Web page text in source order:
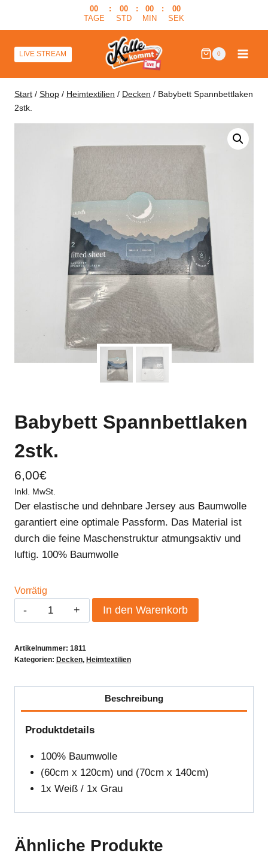
00
TAGE
:
00
STD
:
00
MIN
:
00
SEK
LIVE STREAM 0
Start / Shop / Heimtextilien / Decken / Babybett Spannbettlaken
2stk.
Babybett Spannbettlaken
2stk.
6,00€
Inkl. MwSt.
Der elastische und dehnbare Jersey aus Baumwolle
garantiert eine optimale Passform. Das Material ist
durch die feine Maschenstruktur atmungsaktiv und
luftig. 100% Baumwolle
Vorrätig
Babybett
Spannbettlaken
Menge
In den Warenkorb
Artikelnummer: 1811
Kategorien: Decken, Heimtextilien
Beschreibung
Produktdetails
100% Baumwolle
(60cm x 120cm) und (70cm x 140cm)
1x Weiß / 1x Grau
Ähnliche Produkte